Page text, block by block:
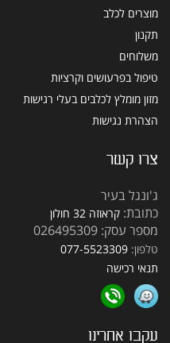
מוצרים לכלב
תקנון
משלוחים
טיפול בפרעושים וקרציות
מזון מומלץ לכלבים בעלי רגישות
הצהרת נגישות
צרו קשר
ג'ונגל בעיר
כתובת: קראוזה 32 חולון
מספר עסק: 026495309
טלפון: 077-5523309
תנאי רכישה
עקבו אחרינו